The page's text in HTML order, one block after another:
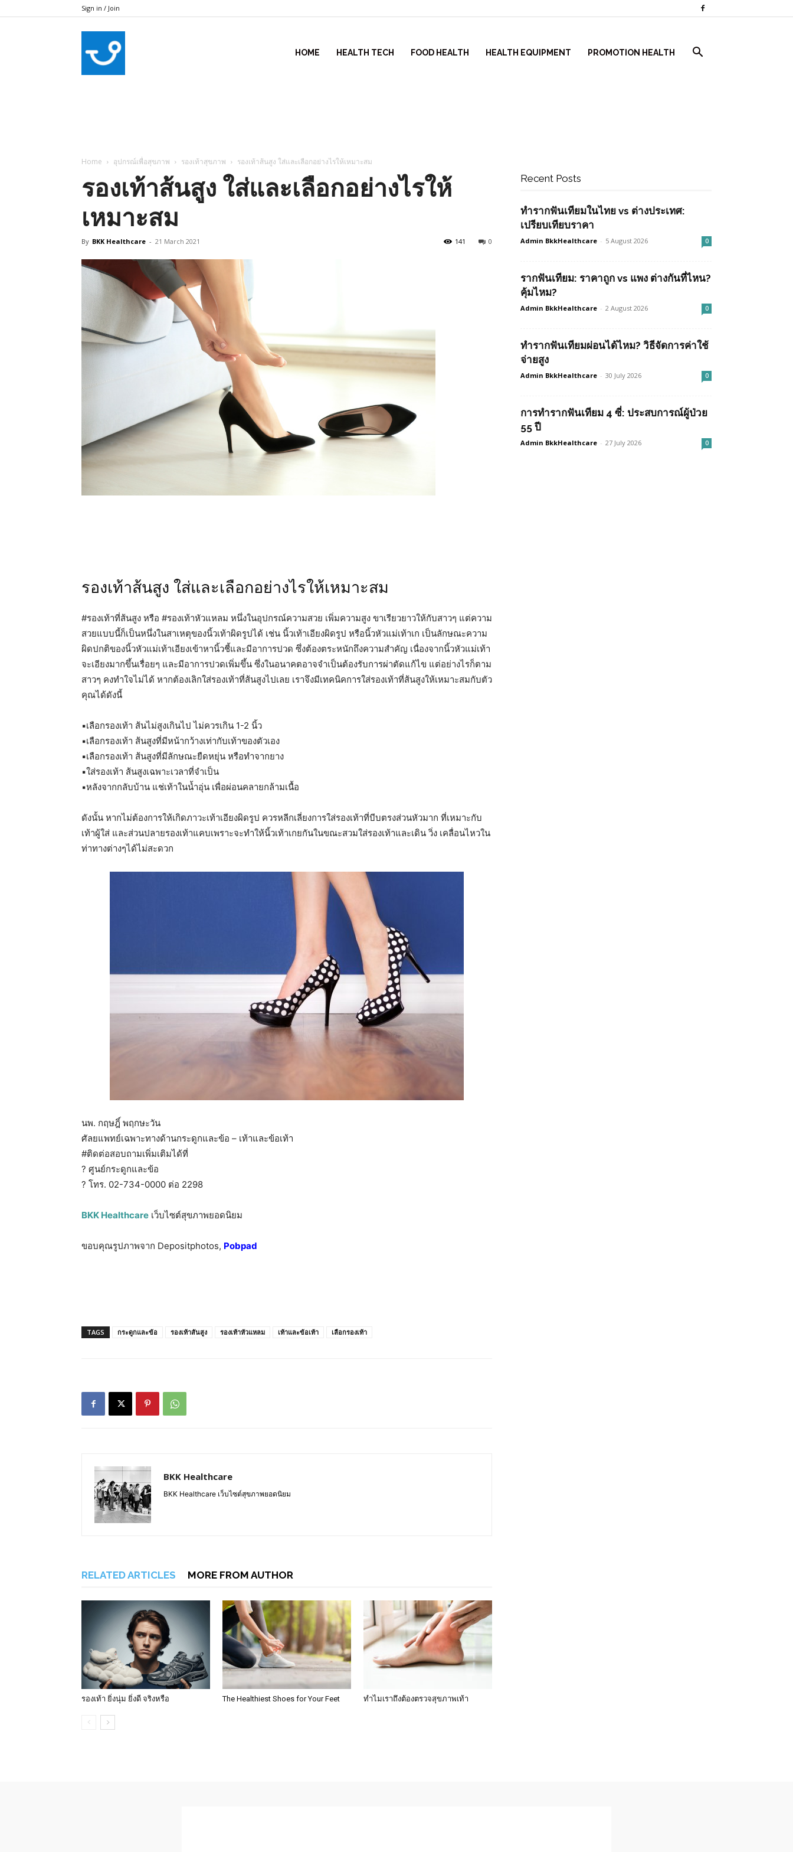
Sign in / Join
HOME HEALTH TECH FOOD HEALTH HEALTH EQUIPMENT PROMOTION HEALTH
Home อุปกรณ์เพื่อสุขภาพ รองเท้าสุขภาพ รองเท้าส้นสูง ใส่และเลือกอย่างไรให้เหมาะสม
รองเท้าส้นสูง ใส่และเลือกอย่างไรให้
เหมาะสม
By BKK Healthcare - 21 March 2021 0
141
รองเท้าส้นสูง ใส่และเลือกอย่างไรให้เหมาะสม
#รองเท้าที่ส้นสูง หรือ #รองเท้าหัวแหลม หนึ่งในอุปกรณ์ความสวย เพิ่มความสูง ขาเรียวยาวให้กับสาวๆ แต่ความ
สวยแบบนี้ก็เป็นหนึ่งในสาเหตุของนิ้วเท้าผิดรูปได้ เช่น นิ้วเท้าเอียงผิดรูป หรือนิ้วหัวแม่เท้าเก เป็นลักษณะความ
ผิดปกติของนิ้วหัวแม่เท้าเอียงเข้าหานิ้วชี้และมีอาการปวด ซึ่งต้องตระหนักถึงความสำคัญ เนื่องจากนิ้วหัวแม่เท้า
จะเอียงมากขึ้นเรื่อยๆ และมีอาการปวดเพิ่มขึ้น ซึ่งในอนาคตอาจจำเป็นต้องรับการผ่าตัดแก้ไข แต่อย่างไรก็ตาม
สาวๆ คงทำใจไม่ได้ หากต้องเลิกใส่รองเท้าที่ส้นสูงไปเลย เราจึงมีเทคนิคการใส่รองเท้าที่ส้นสูงให้เหมาะสมกับตัว
คุณได้ดังนี้
▪️เลือกรองเท้า ส้นไม่สูงเกินไป ไม่ควรเกิน 1-2 นิ้ว
▪️เลือกรองเท้า ส้นสูงที่มีหน้ากว้างเท่ากับเท้าของตัวเอง
▪️เลือกรองเท้า ส้นสูงที่มีลักษณะยืดหยุ่น หรือทำจากยาง
▪️ใส่รองเท้า ส้นสูงเฉพาะเวลาที่จำเป็น
▪️หลังจากกลับบ้าน แช่เท้าในน้ำอุ่น เพื่อผ่อนคลายกล้ามเนื้อ
ดังนั้น หากไม่ต้องการให้เกิดภาวะเท้าเอียงผิดรูป ควรหลีกเลี่ยงการใส่รองเท้าที่บีบตรงส่วนหัวมาก ที่เหมาะกับ
เท้าผู้ใส่ และส่วนปลายรองเท้าแคบเพราะจะทำให้นิ้วเท้าเกยกันในขณะสวมใส่รองเท้าและเดิน วิ่ง เคลื่อนไหวใน
ท่าทางต่างๆได้ไม่สะดวก
นพ. กฤษฎิ์ พฤกษะวัน
ศัลยแพทย์เฉพาะทางด้านกระดูกและข้อ – เท้าและข้อเท้า
#ติดต่อสอบถามเพิ่มเติมได้ที่
? ศูนย์กระดูกและข้อ
? โทร. 02-734-0000 ต่อ 2298
BKK Healthcare เว็บไซต์สุขภาพยอดนิยม
ขอบคุณรูปภาพจาก Depositphotos, Pobpad
TAGS กระดูกและข้อ รองเท้าสันสูง รองเท้าหัวแหลม เท้าและข้อเท้า เลือกรองเท้า
BKK Healthcare
BKK Healthcare เว็บไซต์สุขภาพยอดนิยม
RELATED ARTICLES MORE FROM AUTHOR
รองเท้า ยิ่งนุ่ม ยิ่งดี จริงหรือ The Healthiest Shoes for Your Feet ทำไมเราถึงต้องตรวจสุขภาพเท้า
Recent Posts
ทำรากฟันเทียมในไทย vs ต่างประเทศ:
เปรียบเทียบราคา
Admin BkkHealthcare - 5 August 2026 0
รากฟันเทียม: ราคาถูก vs แพง ต่างกันที่ไหน?
คุ้มไหม?
Admin BkkHealthcare - 2 August 2026 0
ทำรากฟันเทียมผ่อนได้ไหม? วิธีจัดการค่าใช้
จ่ายสูง
Admin BkkHealthcare - 30 July 2026 0
การทำรากฟันเทียม 4 ซี่: ประสบการณ์ผู้ป่วย
55 ปี
Admin BkkHealthcare - 27 July 2026 0